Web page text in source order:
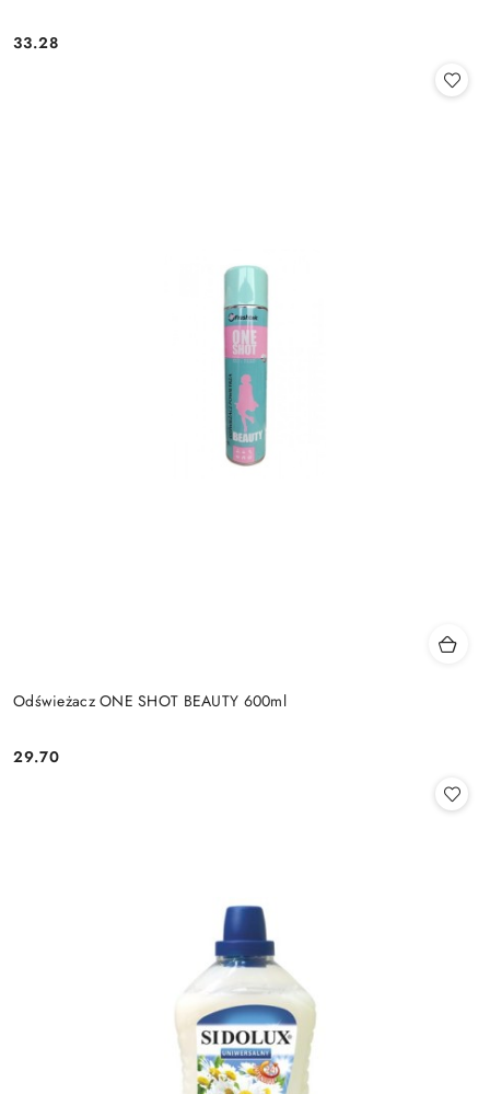
Cena:
33.28
Odświeżacz ONE SHOT BEAUTY 600ml
Cena:
29.70